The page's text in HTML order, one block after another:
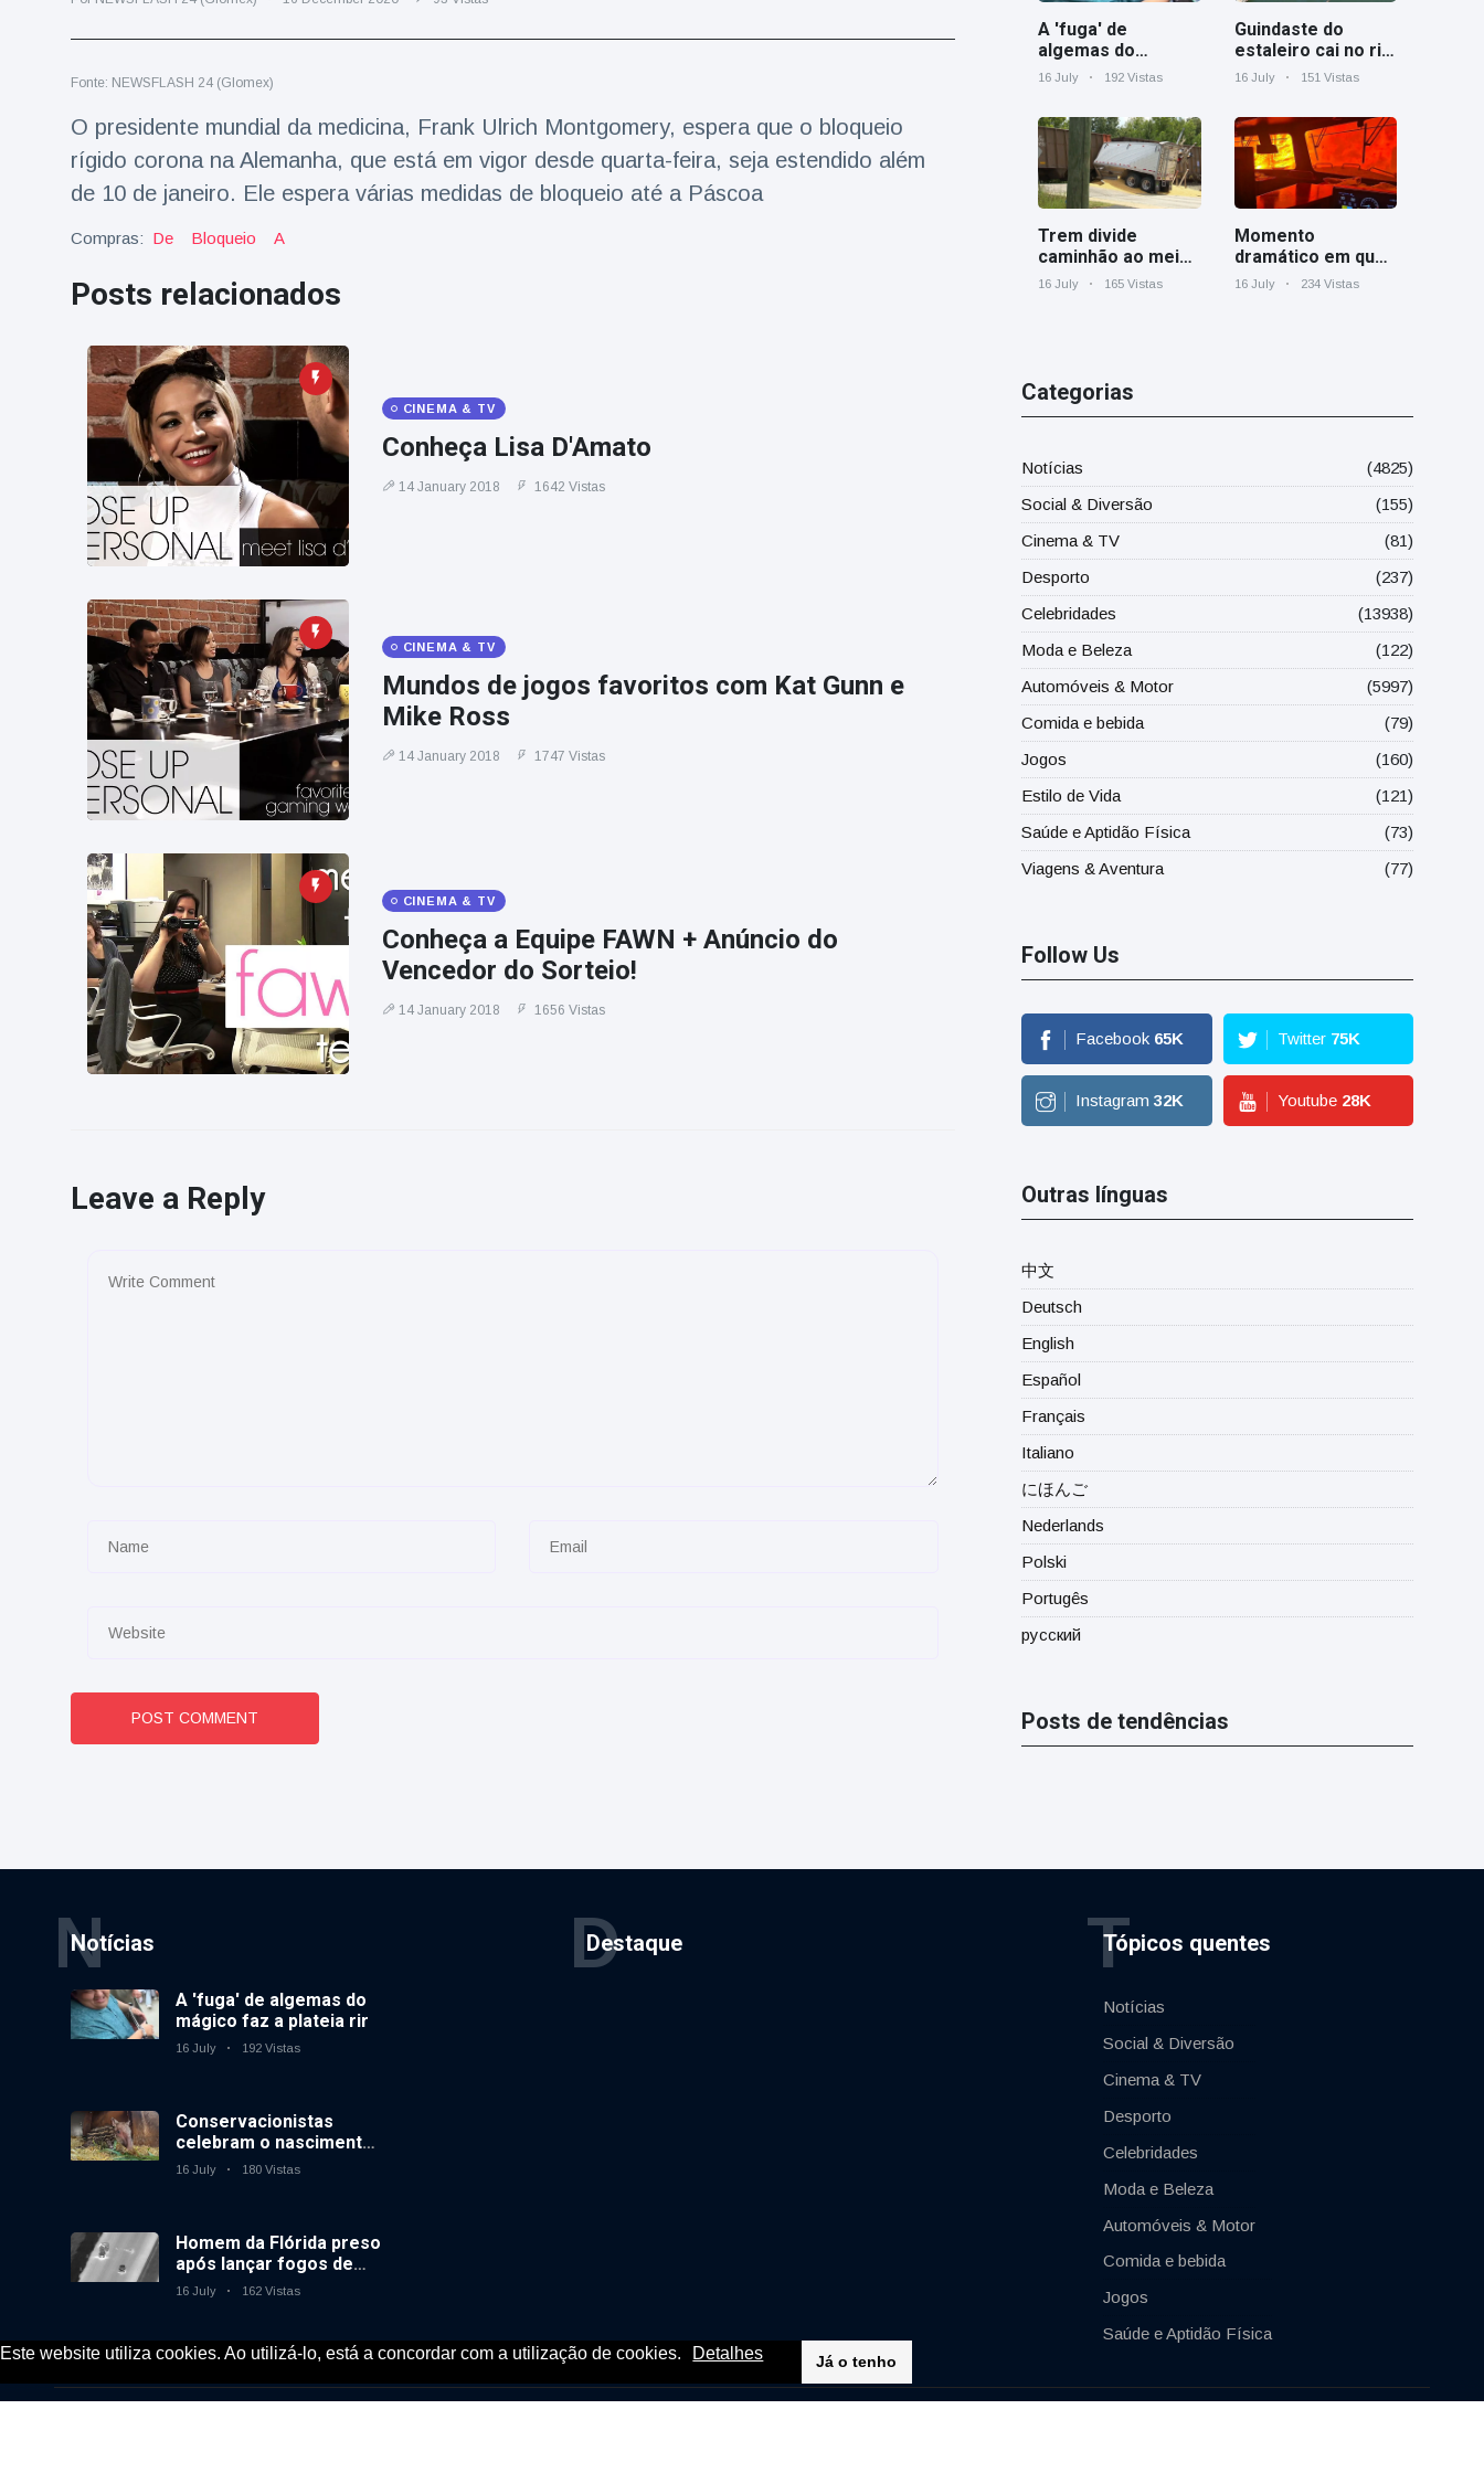
Este website utiliza cookies. Ao utilizá-lo, está a concordar com a utilização de cookies. Detalhes Já o tenho
Notícias mais recentes
A 'fuga' de
algemas do
mágico faz a
16 July 192 Vistas
celebram o
baixas terras no
zoológico do
Reino Unido em 14
anos
Homem da Flórida
preso após lançar
fogos de artifício
de um carro em
movimento
16 July 162 Vistas
Fonte: NEWSFLASH 24 (Glomex)
O presidente mundial da medicina, Frank Ulrich Montgomery, espera que o bloqueio
rígido corona na Alemanha, que está em vigor desde quarta-feira, seja estendido além
de 10 de janeiro. Ele espera várias medidas de bloqueio até a Páscoa
Compras: De Bloqueio A
Posts relacionados
CINEMA & TV
Conheça Lisa D'Amato
14 January 2018 1642 Vistas
CINEMA & TV
Mundos de jogos favoritos com Kat Gunn e
Mike Ross
14 January 2018 1747 Vistas
CINEMA & TV
Conheça a Equipe FAWN + Anúncio do
Vencedor do Sorteio!
14 January 2018 1656 Vistas
Leave a Reply
POST COMMENT
A 'fuga' de
algemas do
mágico faz a
16 July 192 Vistas
Guindaste do
estaleiro cai no rio
Cooper perto de
16 July 151 Vistas
Trem divide
caminhão ao meio
em cruzamento
16 July 165 Vistas
Momento
dramático em que
um trem de carga
16 July 234 Vistas
Categorias
Notícias
(4825)
Social & Diversão
(155)
Cinema & TV
(81)
Desporto
(237)
Celebridades
(13938)
Moda e Beleza
(122)
Automóveis & Motor
(5997)
Comida e bebida
(79)
Jogos
(160)
Estilo de Vida
(121)
Saúde e Aptidão Física
(73)
Viagens & Aventura
(77)
Follow Us
Facebook 65K Twitter 75K
Instagram 32K Youtube 28K
Outras línguas
中文
Deutsch
English
Español
Français
Italiano
にほんご
Nederlands
Polski
Portugês
русский
Posts de tendências
Notícias
N
A 'fuga' de algemas do
mágico faz a plateia rir
16 July 192 Vistas
Conservacionistas
celebram o nascimento
do primeiro tapir de
16 July 180 Vistas
Homem da Flórida preso
após lançar fogos de
artifício de um carro em
16 July 162 Vistas
Destaque
D Tópicos quentes
T
Notícias
Social & Diversão
Cinema & TV
Desporto
Celebridades
Moda e Beleza
Automóveis & Motor
Comida e bebida
Jogos
Saúde e Aptidão Física